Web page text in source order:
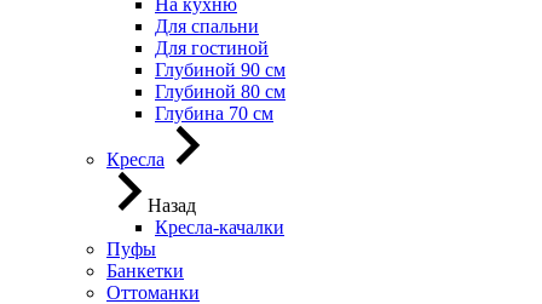
Для спальни
Для гостиной
Глубиной 90 см
Глубиной 80 см
Глубина 70 см
Кресла
Назад
Кресла-качалки
Пуфы
Банкетки
Оттоманки